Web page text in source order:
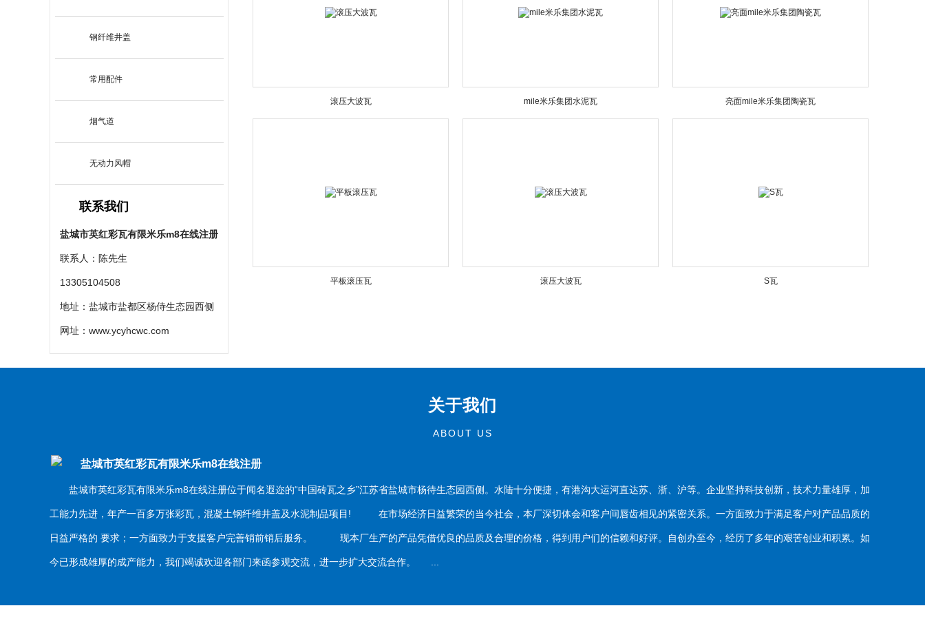
钢纤维井盖
常用配件
烟气道
无动力风帽
联系我们
盐城市英红彩瓦有限米乐m8在线注册
联系人：陈先生
13305104508
地址：盐城市盐都区杨侍生态园西侧
网址： www.ycyhcwc.com
滚压大波瓦 mile米乐集团水泥瓦 亮面mile米乐集团陶瓷瓦
平板滚压瓦 滚压大波瓦 S瓦
关于我们
ABOUT US
盐城市英红彩瓦有限米乐m8在线注册
盐城市英红彩瓦有限米乐m8在线注册位于闻名遐迩的“中国砖瓦之乡”江苏省盐城市杨待生态园西侧。水陆十分便捷，有港沟大运河直达苏、浙、沪等。企业坚持科技创新，技术力量雄厚，加
工能力先进，年产一百多万张彩瓦，混凝土钢纤维井盖及水泥制品项目! 在市场经济日益繁荣的当今社会，本厂深切体会和客户间唇齿相见的紧密关系。一方面致力于满足客户对产品品质的
日益严格的 要求；一方面致力于支援客户完善销前销后服务。 现本厂生产的产品凭借优良的品质及合理的价格，得到用户们的信赖和好评。自创办至今，经历了多年的艰苦创业和积累。如
今已形成雄厚的成产能力，我们竭诚欢迎各部门来函参观交流，进一步扩大交流合作。 ...